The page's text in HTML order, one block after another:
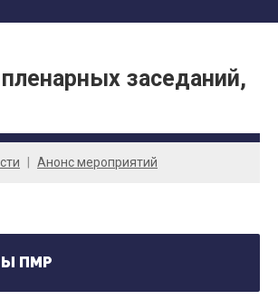
заседаний,
Анонс мероприятий
ПМР